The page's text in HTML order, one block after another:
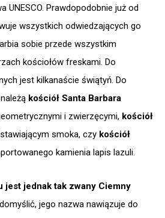
UNESCO. Prawdopodobnie już od
wszystkich odwiedzających go
sobie przede wszystkim
kościołów freskami. Do
jest kilkanaście świątyń. Do
kościół Santa Barbara
i zwierzęcymi, kościół
smoka, czy kościół
kamienia lapis lazuli.
jest jednak tak zwany Ciemny
jego nazwa nawiązuje do